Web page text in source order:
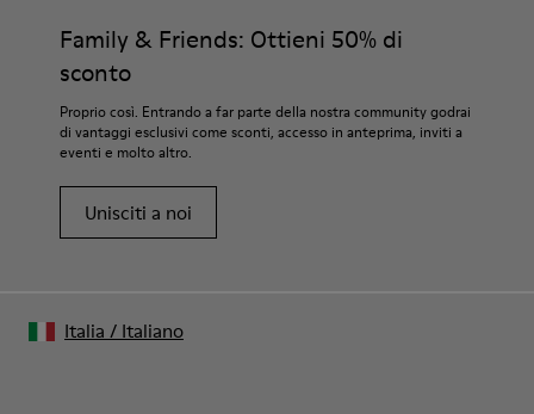
Family & Friends: Ottieni 50% di
sconto
Proprio così. Entrando a far parte della nostra community godrai
di vantaggi esclusivi come sconti, accesso in anteprima, inviti a
eventi e molto altro.
Unisciti a noi
Italia / Italiano